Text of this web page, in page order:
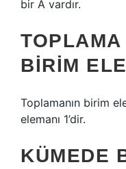
bir A vardır.
BIRIM
Toplamanın birim
elemanı 1’dir.
KÜMEDE